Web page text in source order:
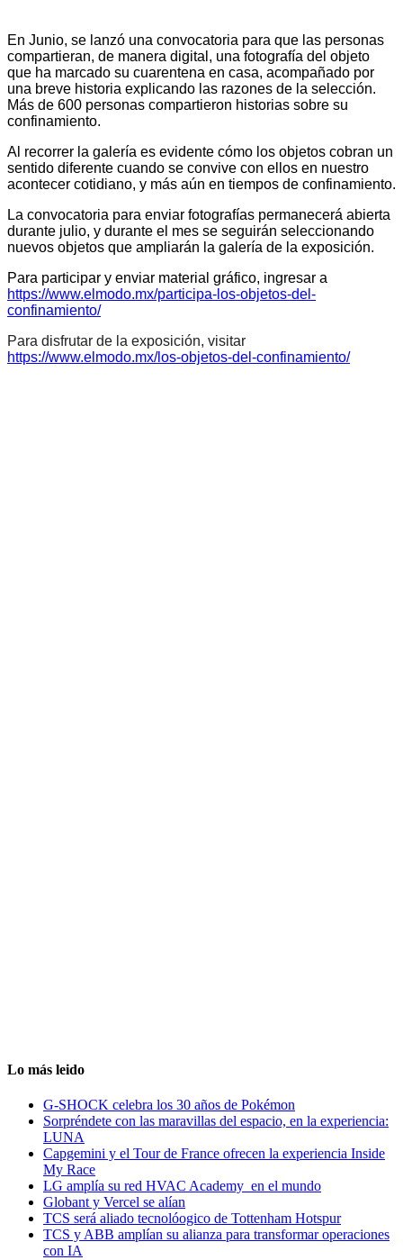
En Junio, se lanzó una convocatoria para que las personas
compartieran, de manera digital, una fotografía del objeto
que ha marcado su cuarentena en casa, acompañado por
una breve historia explicando las razones de la selección.
Más de 600 personas compartieron historias sobre su
confinamiento.
Al recorrer la galería es evidente cómo los objetos cobran un
sentido diferente cuando se convive con ellos en nuestro
acontecer cotidiano, y más aún en tiempos de confinamiento.
La convocatoria para enviar fotografías permanecerá abierta
durante julio, y durante el mes se seguirán seleccionando
nuevos objetos que ampliarán la galería de la exposición.
Para participar y enviar material gráfico, ingresar a
https://www.elmodo.mx/participa-los-objetos-del-
confinamiento/
Para disfrutar de la exposición, visitar
https://www.elmodo.mx/los-objetos-del-confinamiento/
Lo más leido
G-SHOCK celebra los 30 años de Pokémon
Sorpréndete con las maravillas del espacio, en la experiencia:
LUNA
Capgemini y el Tour de France ofrecen la experiencia Inside
My Race
LG amplía su red HVAC Academy en el mundo
Globant y Vercel se alían
TCS será aliado tecnolóogico de Tottenham Hotspur
TCS y ABB amplían su alianza para transformar operaciones
con IA